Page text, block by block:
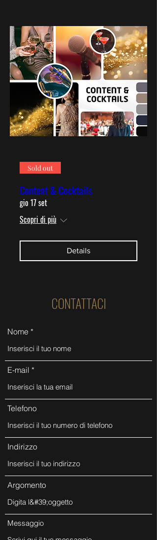
Sold out
Content & Cocktails
gio 17 set
Scopri di più
Details
CONTATTACI
Nome
E-mail
Telefono
Indirizzo
Argomento
Messaggio